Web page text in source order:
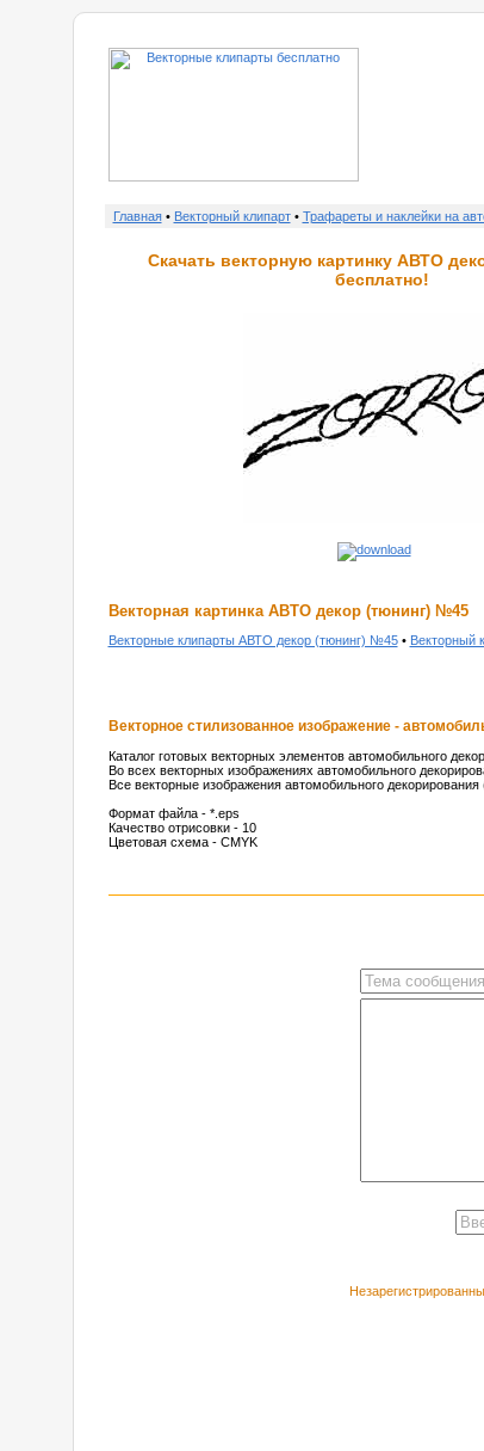
Главная• Векторный клипарт• Трафареты и наклейки на
Скачать векторную картинку АВТО
бесплатно!
Векторная картинка АВТО декор (тюнинг) №45
Векторные клипарты АВТО декор (тюнинг) №45• Векторный
Векторное стилизованное изображение -
Каталог готовых векторных элементов автомобильного
Во всех векторных изображениях автомобильного
Все векторные изображения автомобильного
Формат файла - *.eps
Качество отрисовки - 10
Цветовая схема - CMYK